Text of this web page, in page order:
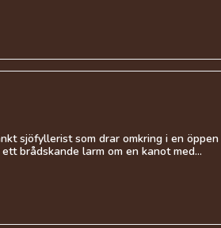
sjöfyllerist som drar omkring i en öppen
brådskande larm om en kanot med...